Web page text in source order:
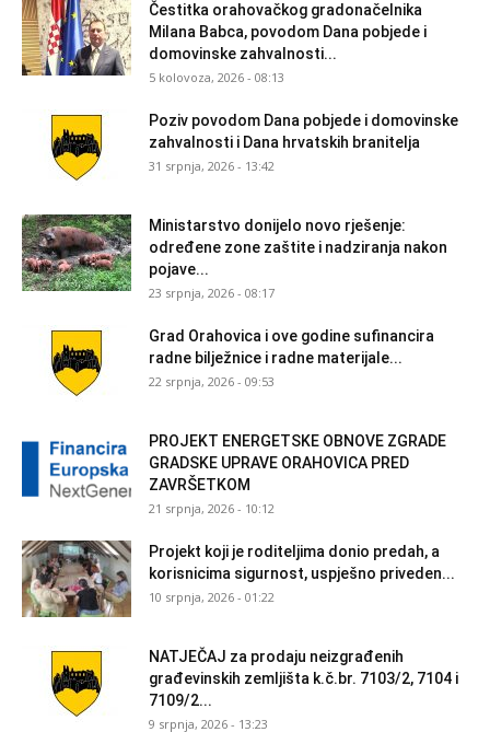
Čestitka orahovačkog gradonačelnika
Milana Babca, povodom Dana pobjede i
domovinske zahvalnosti...
5 kolovoza, 2026 - 08:13
Poziv povodom Dana pobjede i domovinske
zahvalnosti i Dana hrvatskih branitelja
31 srpnja, 2026 - 13:42
Ministarstvo donijelo novo rješenje:
određene zone zaštite i nadziranja nakon
pojave...
23 srpnja, 2026 - 08:17
Grad Orahovica i ove godine sufinancira
radne bilježnice i radne materijale...
22 srpnja, 2026 - 09:53
PROJEKT ENERGETSKE OBNOVE ZGRADE
GRADSKE UPRAVE ORAHOVICA PRED
ZAVRŠETKOM
21 srpnja, 2026 - 10:12
Projekt koji je roditeljima donio predah, a
korisnicima sigurnost, uspješno priveden...
10 srpnja, 2026 - 01:22
NATJEČAJ za prodaju neizgrađenih
građevinskih zemljišta k.č.br. 7103/2, 7104 i
7109/2...
9 srpnja, 2026 - 13:23